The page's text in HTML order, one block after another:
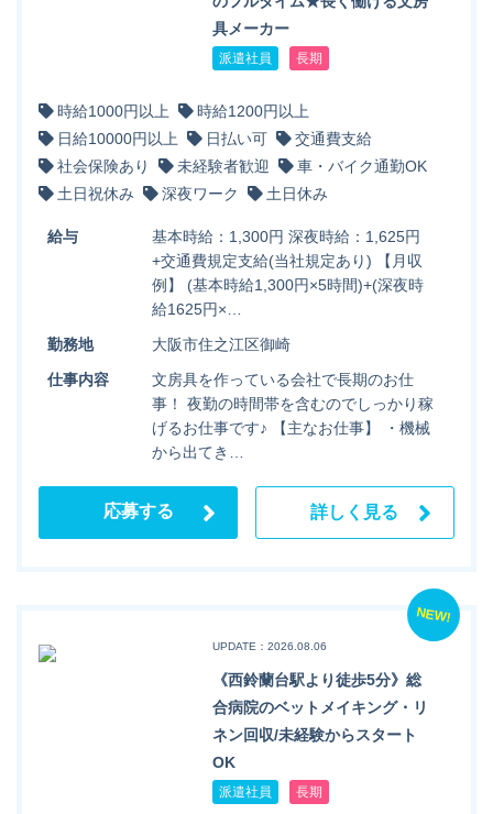
具メーカー
派遣社員 長期
時給1000円以上
時給1200円以上
日給10000円以上
日払い可
交通費支給
社会保険あり
未経験者歓迎
車・バイク通勤OK
土日祝休み
深夜ワーク 土日休み
給与
基本時給：1,300円 深夜時給：1,625円
+交通費規定支給(当社規定あり) 【月収
例】 (基本時給1,300円×5時間)+(深夜時
給1625円×…
勤務地
大阪市住之江区御崎
仕事内容
文房具を作っている会社で長期のお仕
事！ 夜勤の時間帯を含むのでしっかり稼
げるお仕事です♪ 【主なお仕事】 ・機械
から出てき…
応募する 詳しく見る
NEW!
UPDATE：2026.08.06
《西鈴蘭台駅より徒歩5分》総
合病院のベットメイキング・リ
ネン回収/未経験からスタート
OK
派遣社員 長期